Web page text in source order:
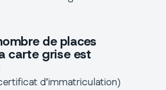
de places
carte grise est
d’immatriculation)